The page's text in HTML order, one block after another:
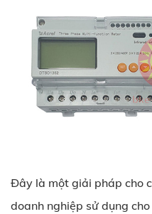
Đây là một giải pháp cho
doanh nghiệp sử dụng